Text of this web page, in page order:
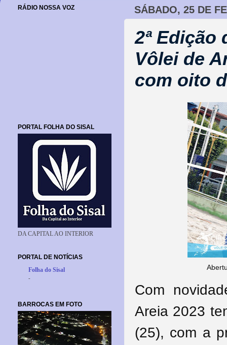
SÁBADO, 25 DE
2ª Edição
Vôlei de
com oito
Com
Areia 2023
(25), com a
RÁDIO NOSSA VOZ
PORTAL FOLHA DO SISAL
DA CAPITAL AO INTERIOR
PORTAL DE NOTÍCIAS
Folha do Sisal
-
BARROCAS EM FOTO